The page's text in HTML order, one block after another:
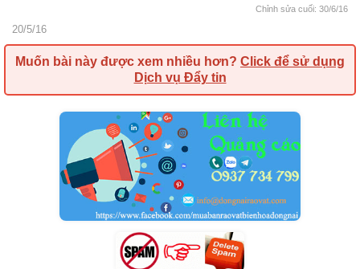
Chỉnh sửa cuối: 30/6/16
20/5/16
Muốn bài này được xem nhiều hơn? Click để sử dụng
Dịch vụ Đẩy tin